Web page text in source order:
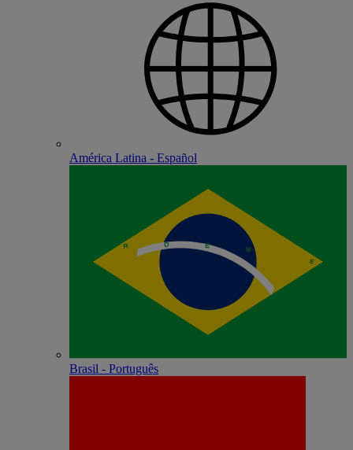
América Latina - Español
Brasil - Português